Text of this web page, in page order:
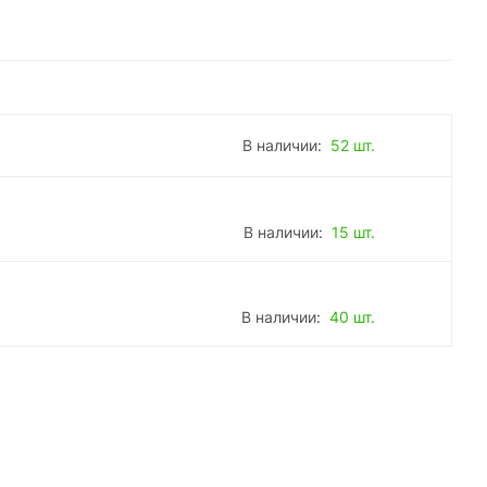
В наличии: 52 шт.
В наличии: 15 шт.
В наличии: 40 шт.